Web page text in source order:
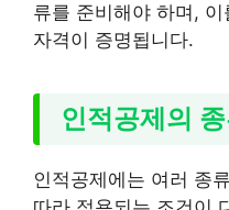
류를 준비해야 하며,
자격이 증명됩니다.
인적공제의
인적공제에는 여러 종